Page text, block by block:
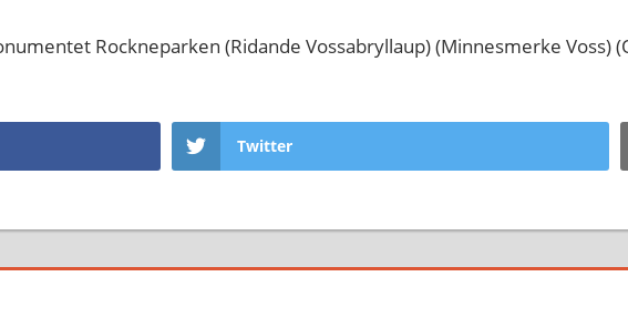
Rockneparken (Ridande Vossabryllaup) (Minnesmerke Voss)
Twitter